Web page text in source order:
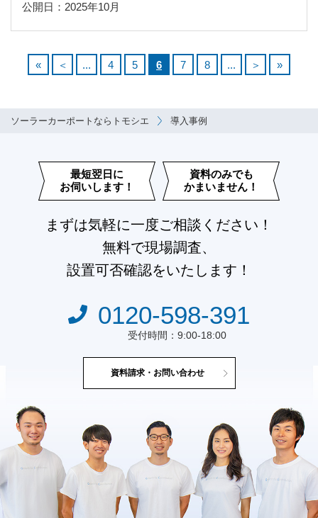
公開日：2025年10月
« ＜ ... 4 5 6 7 8 ... ＞ »
ソーラーカーポートならトモシエ 導入事例
最短翌日に
お伺いします！
資料のみでも
かまいません！
まずは気軽に一度ご相談ください！
無料で現場調査、
設置可否確認をいたします！
0120-598-391
受付時間：9:00-18:00
資料請求・お問い合わせ